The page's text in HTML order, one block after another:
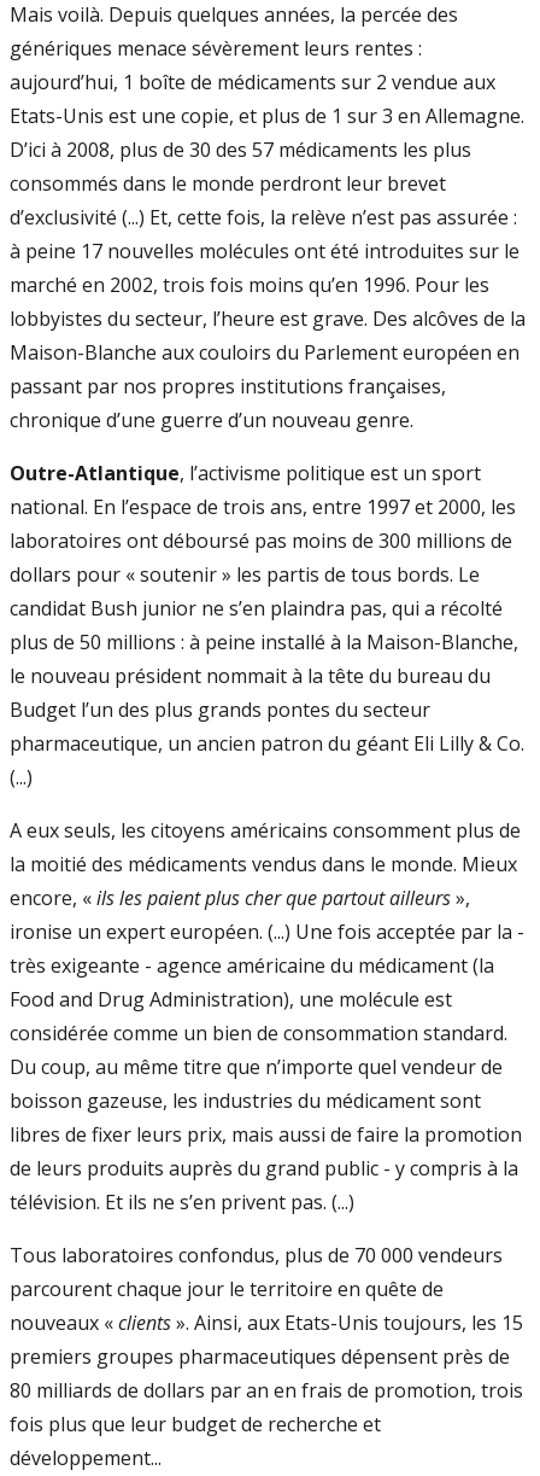
Mais voilà. Depuis quelques années, la percée des
génériques menace sévèrement leurs rentes :
aujourd’hui, 1 boîte de médicaments sur 2 vendue aux
Etats-Unis est une copie, et plus de 1 sur 3 en Allemagne.
D’ici à 2008, plus de 30 des 57 médicaments les plus
consommés dans le monde perdront leur brevet
d’exclusivité (...) Et, cette fois, la relève n’est pas assurée :
à peine 17 nouvelles molécules ont été introduites sur le
marché en 2002, trois fois moins qu’en 1996. Pour les
lobbyistes du secteur, l’heure est grave. Des alcôves de la
Maison-Blanche aux couloirs du Parlement européen en
passant par nos propres institutions françaises,
chronique d’une guerre d’un nouveau genre.
Outre-Atlantique, l’activisme politique est un sport
national. En l’espace de trois ans, entre 1997 et 2000, les
laboratoires ont déboursé pas moins de 300 millions de
dollars pour « soutenir » les partis de tous bords. Le
candidat Bush junior ne s’en plaindra pas, qui a récolté
plus de 50 millions : à peine installé à la Maison-Blanche,
le nouveau président nommait à la tête du bureau du
Budget l’un des plus grands pontes du secteur
pharmaceutique, un ancien patron du géant Eli Lilly & Co.
(...)
A eux seuls, les citoyens américains consomment plus de
la moitié des médicaments vendus dans le monde. Mieux
encore, «ils les paient plus cher que partout ailleurs»,
ironise un expert européen. (...) Une fois acceptée par la -
très exigeante - agence américaine du médicament (la
Food and Drug Administration), une molécule est
considérée comme un bien de consommation standard.
Du coup, au même titre que n’importe quel vendeur de
boisson gazeuse, les industries du médicament sont
libres de fixer leurs prix, mais aussi de faire la promotion
de leurs produits auprès du grand public - y compris à la
télévision. Et ils ne s’en privent pas. (...)
Tous laboratoires confondus, plus de 70 000 vendeurs
parcourent chaque jour le territoire en quête de
nouveaux «clients». Ainsi, aux Etats-Unis toujours, les 15
premiers groupes pharmaceutiques dépensent près de
80 milliards de dollars par an en frais de promotion, trois
fois plus que leur budget de recherche et
développement...